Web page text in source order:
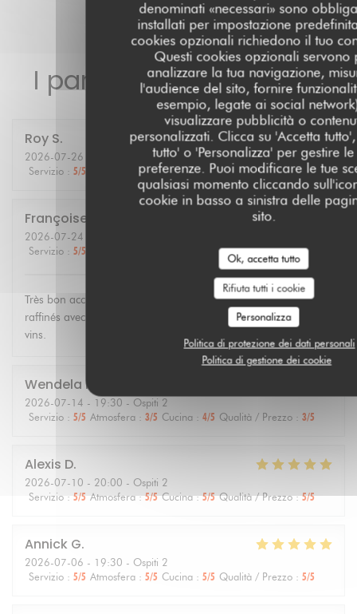
denominati «necessari» sono
installati per impostazione
cookies opzionali richiedono il tuo
Questi cookies opzionali servono
analizzare la tua navigazione,
l'audience del sito, fornire
esempio, legate ai social
visualizzare pubblicità o
personalizzati. Clicca su 'Accetta
tutto' o 'Personalizza' per gestire le
preferenze. Puoi modificare le tue
qualsiasi momento cliccando
cookie in basso a sinistra delle
sito.
Ok, accetta tutto
Rifiuta tutti i cookie
Personalizza
Politica di protezione dei dati personali
Politica di gestione dei cookie
I pareri dei nostri clienti
Roy S
2026-07-26 - 19:30 - Ospiti 2
Servizio : 5/5 : 5/5 Cucina: 5 /5 Qualità / Prezzo: /5
Françoise
2026-07-24
Servizio : 5/5 Qualità / Prezzo: 4/5
Très bon accueil. Personnel agréable et compétent. Plats
raffinés avec produits régionaux de saison. Bonne carte de
vins.
Wendela M
2026-07-14 - 19:30 - Ospiti 2
Servizio : 5/5 Atmosfera : 3/5 Cucina : 4/5 Qualità / Prezzo : 3/5
Alexis D
2026-07-10 - 20:00 - Ospiti 2
Servizio : 5/5 Atmosfera: 5/5 Cucina: 5/5 Qualità / Prezzo: 5/5
Annick G
2026-07-06 - 19:30 - Ospiti 2
Servizio : 5/5 Atmosfera : 5/5 Cucina : 5/5 Qualità / Prezzo : 5/5